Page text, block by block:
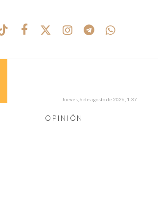
OPINIÓN
Jueves, 6 de agosto de 2026, 1:37